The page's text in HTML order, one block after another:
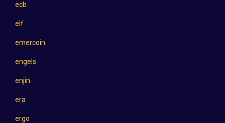
ecb
elf
emercoin
engels
enjin
era
ergo